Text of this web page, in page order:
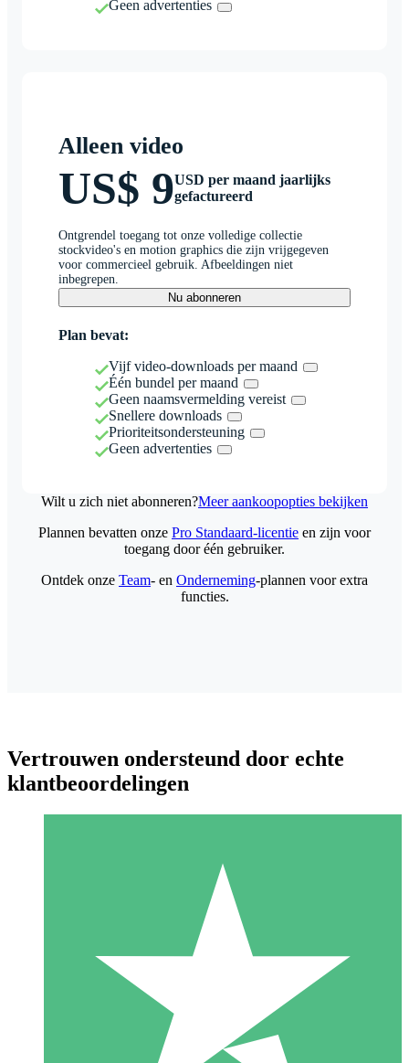
Geen advertenties
Alleen video
US$ 9USD per maand jaarlijks
gefactureerd
Ontgrendel toegang tot onze volledige collectie
stockvideo's en motion graphics die zijn vrijgegeven
voor commercieel gebruik. Afbeeldingen niet
inbegrepen.
Nu abonneren
Plan bevat:
Vijf video-downloads per maand
Één bundel per maand
Geen naamsvermelding vereist
Snellere downloads
Prioriteitsondersteuning
Geen advertenties
Wilt u zich niet abonneren?Meer aankoopopties bekijken
Individuele Creditpakketten
Betaal per gebruik met downloadtegoeden. Geen maandelijkse
1000
Plannen bevatten onze Pro Standaard-licentie en zijn voor
toegang door één gebruiker.
Ontdek onze Team- en Onderneming-plannen voor extra
functies.
Vertrouwen ondersteund door echte
klantbeoordelingen